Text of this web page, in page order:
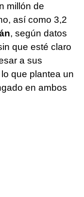
millón de
así como 3,2
, según datos
que esté claro
a sus
que plantea un
en ambos